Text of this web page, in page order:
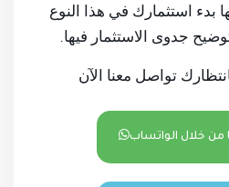
بدء استثمارك في هذا النوع
جدوى الاستثمار فيها.
تواصل معنا الآن
من خلال الواتساب